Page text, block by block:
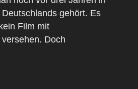
gehört. Es
Film mit
Doch